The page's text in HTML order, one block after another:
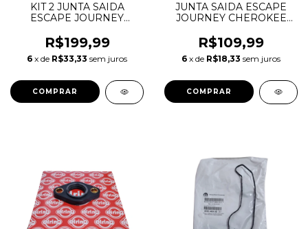
KIT 2 JUNTA SAIDA
ESCAPE JOURNEY
MOPAR 3.6 V6
PENTASTAR 05184214AD
05184214AE 68093232AA
R$199,99
6 x de R$33,33 sem juros
JUNTA SAIDA ESCAPE
JOURNEY CHEROKEE
PENTASTAR 05184214AD
05184214AE 68093232AA
R$109,99
6 x de R$18,33 sem juros